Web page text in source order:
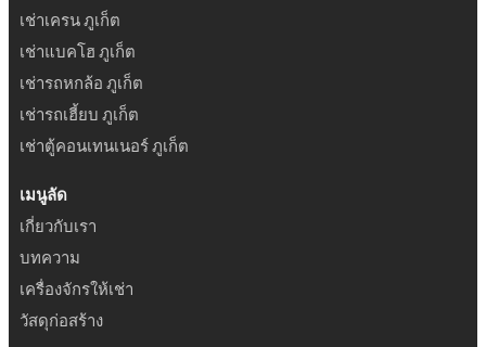
เช่าเครน ภูเก็ต
เช่าแบคโฮ ภูเก็ต
เช่ารถหกล้อ ภูเก็ต
เช่ารถเฮี้ยบ ภูเก็ต
เช่าตู้คอนเทนเนอร์ ภูเก็ต
เมนูลัด
เกี่ยวกับเรา
บทความ
เครื่องจักรให้เช่า
วัสดุก่อสร้าง